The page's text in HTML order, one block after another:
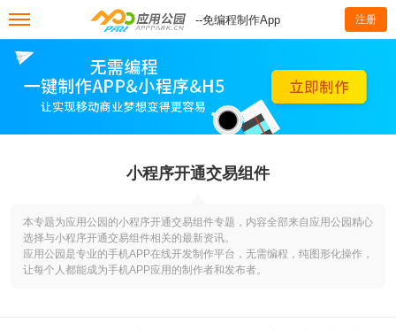
--免编程制作App 注册
小程序开通交易组件
本专题为应用公园的小程序开通交易组件专题，内容全部来自应用公园精心
选择与小程序开通交易组件相关的最新资讯。
应用公园是专业的手机APP在线开发制作平台，无需编程，纯图形化操作，
让每个人都能成为手机APP应用的制作者和发布者。